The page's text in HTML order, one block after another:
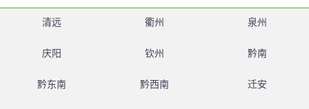
清远 衢州 泉州
庆阳 钦州 黔南
黔东南 黔西南 迁安